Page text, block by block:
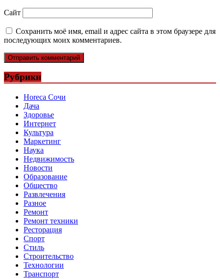
Сайт
Сохранить моё имя, email и адрес сайта в этом браузере для
последующих моих комментариев.
Рубрики
Horeca Сочи
Дача
Здоровье
Интернет
Культура
Маркетинг
Наука
Недвижимость
Новости
Образование
Общество
Развлечения
Разное
Ремонт
Ремонт техники
Ресторация
Спорт
Стиль
Строительство
Технологии
Транспорт